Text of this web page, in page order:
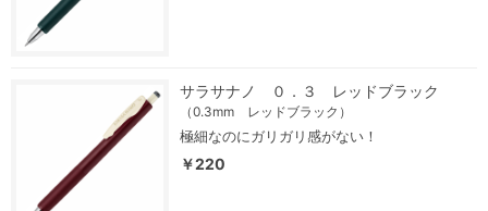
サラサナノ ０．３ レッドブラック
（0.3mm レッドブラック）
極細なのにガリガリ感がない！
￥220